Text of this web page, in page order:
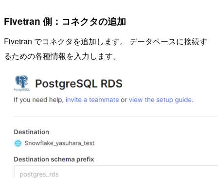
Fivetran 側：コネクタの追加
Fivetran でコネクタを追加します。 データベースに接続す
るための各種情報を入力します。